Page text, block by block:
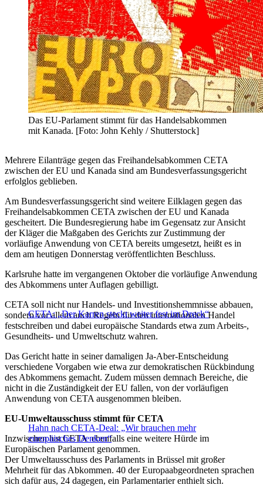
Das EU-Parlament stimmt für das Handelsabkommen
mit Kanada. [Foto: John Kehly / Shutterstock]
Mehrere Eilanträge gegen das Freihandelsabkommen CETA
zwischen der EU und Kanada sind am Bundesverfassungsgericht
erfolglos geblieben.
Am Bundesverfassungsgericht sind weitere Eilklagen gegen das
Freihandelsabkommen CETA zwischen der EU und Kanada
gescheitert. Die Bundesregierung habe im Gegensatz zur Ansicht
der Kläger die Maßgaben des Gerichts zur Zustimmung der
vorläufige Anwendung von CETA bereits umgesetzt, heißt es in
dem am heutigen Donnerstag veröffentlichten Beschluss.
Karlsruhe hatte im vergangenen Oktober die vorläufige Anwendung
des Abkommens unter Auflagen gebilligt.
CETA: „Der Karren steckt weiter fest im Dreck“
CETA soll nicht nur Handels- und Investitionshemmnisse abbauen,
sondern vor allem auch Regeln für den internationalen Handel
festschreiben und dabei europäische Standards etwa zum Arbeits-,
Gesundheits- und Umweltschutz wahren.
Das Gericht hatte in seiner damaligen Ja-Aber-Entscheidung
verschiedene Vorgaben wie etwa zur demokratischen Rückbindung
des Abkommens gemacht. Zudem müssen demnach Bereiche, die
nicht in die Zuständigkeit der EU fallen, von der vorläufigen
Anwendung von CETA ausgenommen bleiben.
Hahn nach CETA-Deal: „Wir brauchen mehr
europäisches Denken“
EU-Umweltausschuss stimmt für CETA
Inzwischen hat CETA ebenfalls eine weitere Hürde im
Europäischen Parlament genommen.
Der Umweltausschuss des Parlaments in Brüssel mit großer
Mehrheit für das Abkommen. 40 der Europaabgeordneten sprachen
sich dafür aus, 24 dagegen, ein Parlamentarier enthielt sich.